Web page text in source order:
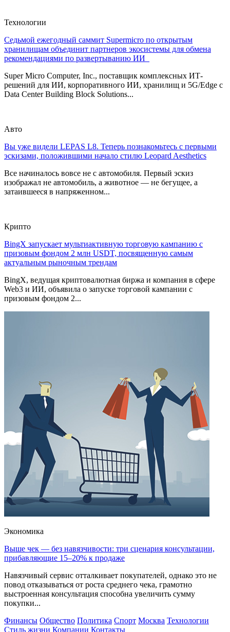
Технологии
Седьмой ежегодный саммит Supermicro по открытым
хранилищам объединит партнеров экосистемы для обмена
рекомендациями по развертыванию ИИ
Super Micro Computer, Inc., поставщик комплексных ИТ-
решений для ИИ, корпоративного ИИ, хранилищ и 5G/Edge с
Data Center Building Block Solutions...
Авто
Вы уже видели LEPAS L8. Теперь познакомьтесь с первыми
эскизами, положившими начало стилю Leopard Aesthetics
Все начиналось вовсе не с автомобиля. Первый эскиз
изображал не автомобиль, а животное — не бегущее, а
затаившееся в напряженном...
Крипто
BingX запускает мультиактивную торговую кампанию с
призовым фондом 2 млн USDT, посвященную самым
актуальным рыночным трендам
BingX, ведущая криптовалютная биржа и компания в сфере
Web3 и ИИ, объявила о запуске торговой кампании с
призовым фондом 2...
Экономика
Выше чек — без навязчивости: три сценария консультации,
прибавляющие 15–20% к продаже
Навязчивый сервис отталкивает покупателей, однако это не
повод отказываться от роста среднего чека, грамотно
выстроенная консультация способна увеличить сумму
покупки...
Финансы Общество Политика Спорт Москва Технологии
Стиль жизни Компании Контакты